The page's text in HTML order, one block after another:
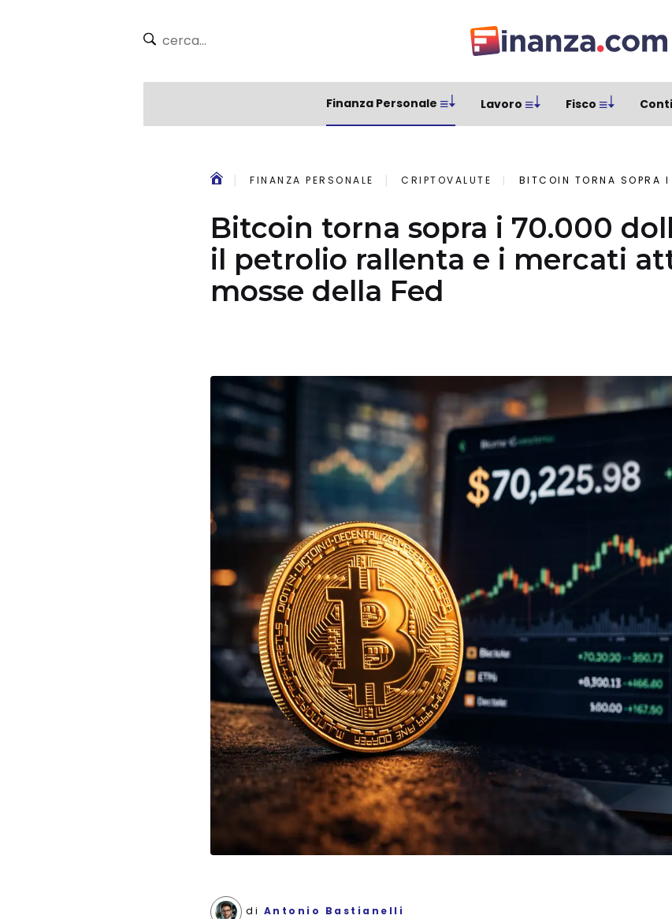
Finanza Personale Lavoro Fisco Conti
FINANZA PERSONALE CRIPTOVALUTE BITCOIN TORNA SOPRA I 70.000 DOLLARI MENTRE IL
Bitcoin torna sopra i 70.000
il petrolio rallenta e i mercati
mosse della Fed
di Antonio Bastianelli